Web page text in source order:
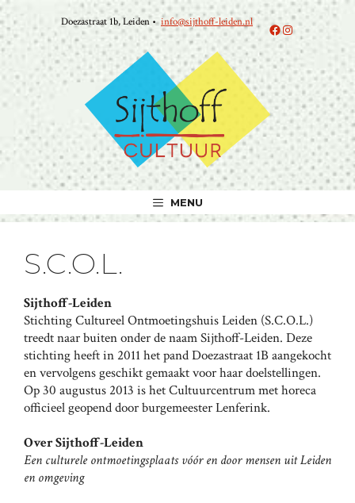
Ga
naar
de
Doezastraat 1b, Leiden •info@sijthoff-leiden.nl Facebook
Instagram
MENU
S.C.O.L.
Sijthoff-Leiden
Stichting Cultureel Ontmoetingshuis Leiden (S.C.O.L.)
treedt naar buiten onder de naam Sijthoff-Leiden. Deze
stichting heeft in 2011 het pand Doezastraat 1B aangekocht
en vervolgens geschikt gemaakt voor haar doelstellingen.
Op 30 augustus 2013 is het Cultuurcentrum met horeca
officieel geopend door burgemeester Lenferink.
Over Sijthoff-Leiden
Een culturele ontmoetingsplaats vóór en door mensen uit Leiden
en omgeving